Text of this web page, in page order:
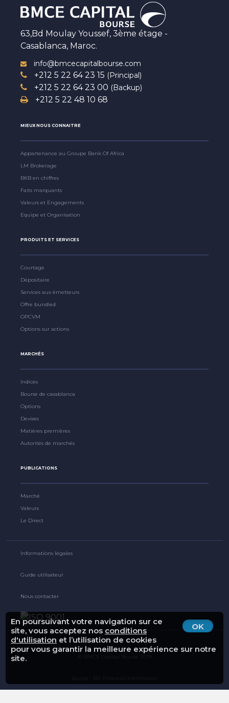
OK
En poursuivant votre navigation sur ce
site, vous acceptez nos conditions
d'utilisation et l’utilisation de cookies
pour vous garantir la meilleure expérience sur notre
site.
63,Bd Moulay Youssef, 3ème étage -
Casablanca, Maroc.
info@bmcecapitalbourse.com
+212 5 22 64 23 15 (Principal)
+212 5 22 64 23 00 (Backup)
+212 5 22 48 10 68
MIEUX NOUS CONNAITRE
Appartenance au Groupe Bank Of Africa
LM Brokerage
BKB en chiffres
Faits marquants
Valeurs et Engagements
Equipe et Organisation
PRODUITS ET SERVICES
Courtage
Dépositaire
Services aux émetteurs
Offre bundled
OPCVM
Options sur actions
MARCHÉS
Indices
Bourse de casablanca
Options
Devises
Matières premières
Autorités de marchés
PUBLICATIONS
Marché
Valeurs
Le Direct
Informations légales
Guide utilisateur
Nous contacter